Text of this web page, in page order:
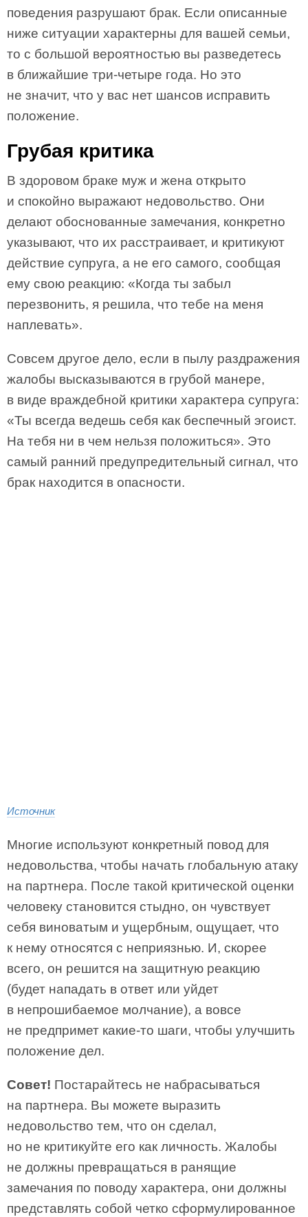
поведения разрушают брак. Если описанные
ниже ситуации характерны для вашей семьи,
то с большой вероятностью вы разведетесь
в ближайшие три-четыре года. Но это
не значит, что у вас нет шансов исправить
положение.
Грубая критика
В здоровом браке муж и жена открыто
и спокойно выражают недовольство. Они
делают обоснованные замечания, конкретно
указывают, что их расстраивает, и критикуют
действие супруга, а не его самого, сообщая
ему свою реакцию: «Когда ты забыл
перезвонить, я решила, что тебе на меня
наплевать».
Совсем другое дело, если в пылу раздражения
жалобы высказываются в грубой манере,
в виде враждебной критики характера супруга:
«Ты всегда ведешь себя как беспечный эгоист.
На тебя ни в чем нельзя положиться». Это
самый ранний предупредительный сигнал, что
брак находится в опасности.
Источник
Многие используют конкретный повод для
недовольства, чтобы начать глобальную атаку
на партнера. После такой критической оценки
человеку становится стыдно, он чувствует
себя виноватым и ущербным, ощущает, что
к нему относятся с неприязнью. И, скорее
всего, он решится на защитную реакцию
(будет нападать в ответ или уйдет
в непрошибаемое молчание), а вовсе
не предпримет какие-то шаги, чтобы улучшить
положение дел.
Совет! Постарайтесь не набрасываться
на партнера. Вы можете выразить
недовольство тем, что он сделал,
но не критикуйте его как личность. Жалобы
не должны превращаться в ранящие
замечания по поводу характера, они должны
представлять собой четко сформулированное